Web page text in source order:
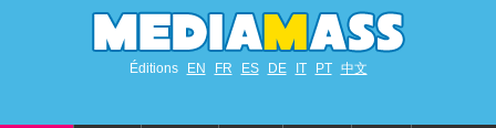
Éditions EN FR ES DE IT PT 中文